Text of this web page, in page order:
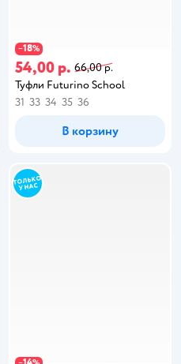
−18%
54,00 р. 66,00 р.
Туфли Futurino School
31 33 34 35 36
В корзину